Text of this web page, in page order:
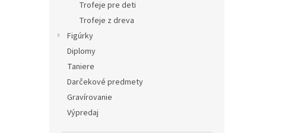
Trofeje pre deti
Trofeje z dreva
Figúrky
Diplomy
Taniere
Darčekové predmety
Gravírovanie
Výpredaj